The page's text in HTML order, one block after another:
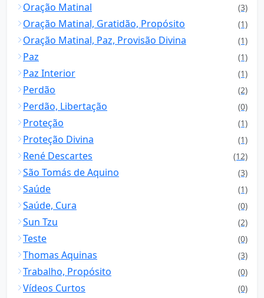
Oração Matinal (3)
Oração Matinal, Gratidão, Propósito (1)
Oração Matinal, Paz, Provisão Divina (1)
Paz (1)
Paz Interior (1)
Perdão (2)
Perdão, Libertação (0)
Proteção (1)
Proteção Divina (1)
René Descartes (12)
São Tomás de Aquino (3)
Saúde (1)
Saúde, Cura (0)
Sun Tzu (2)
Teste (0)
Thomas Aquinas (3)
Trabalho, Propósito (0)
Vídeos Curtos (0)